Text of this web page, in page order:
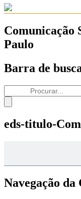
Comunicação
Paulo
Barra de
eds-titulo-
Navegação